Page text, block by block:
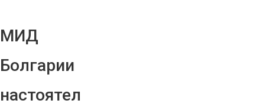
МИД
Болгарии
настоятел